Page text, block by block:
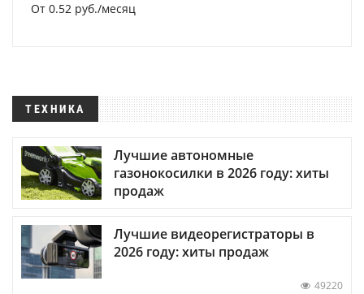
От 0.52 руб./месяц
ТЕХНИКА
Лучшие автономные
газонокосилки в 2026 году: хиты
продаж
Лучшие видеорегистраторы в
2026 году: хиты продаж
49220